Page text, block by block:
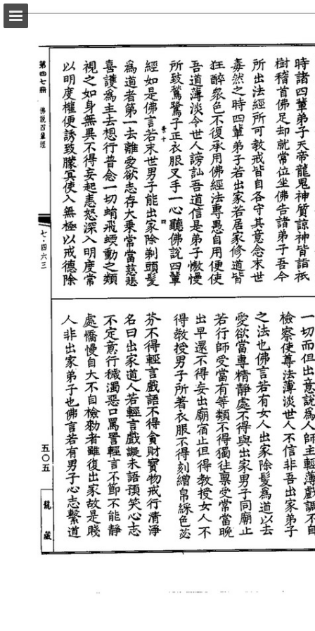
頁面概覽
報告出版
Powered by Publitas